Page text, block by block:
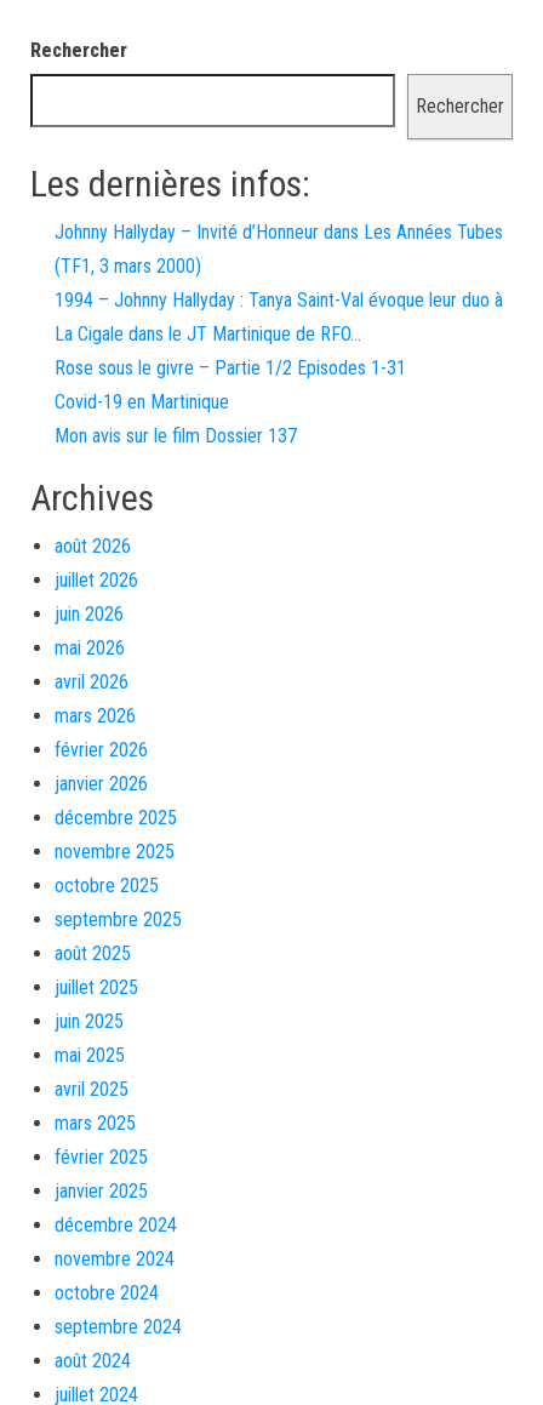
Rechercher
Rechercher
Les dernières infos:
Johnny Hallyday – Invité d’Honneur dans Les Années Tubes
(TF1, 3 mars 2000)
1994 – Johnny Hallyday : Tanya Saint-Val évoque leur duo à
La Cigale dans le JT Martinique de RFO…
Rose sous le givre – Partie 1/2 Episodes 1-31
Covid-19 en Martinique
Mon avis sur le film Dossier 137
Archives
août 2026
juillet 2026
juin 2026
mai 2026
avril 2026
mars 2026
février 2026
janvier 2026
décembre 2025
novembre 2025
octobre 2025
septembre 2025
août 2025
juillet 2025
juin 2025
mai 2025
avril 2025
mars 2025
février 2025
janvier 2025
décembre 2024
novembre 2024
octobre 2024
septembre 2024
août 2024
juillet 2024